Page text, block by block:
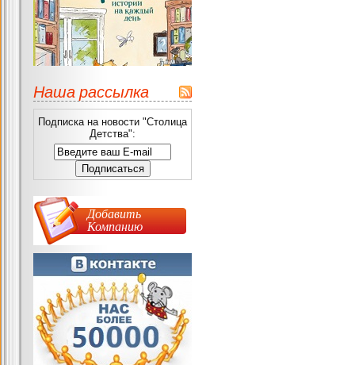
Наша рассылка
Подписка на новости "Столица
Детства":
Добавить
Компанию